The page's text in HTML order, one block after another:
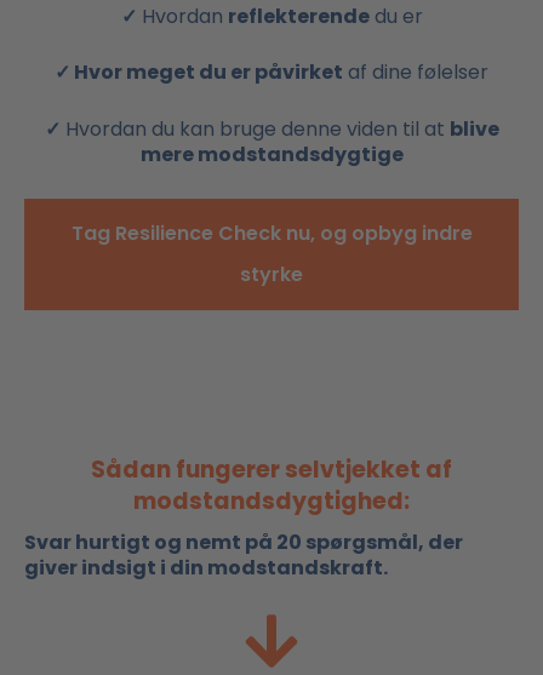
✓ Hvordan reflekterendedu er
✓ Hvor meget du er påvirket af dine følelser
✓ Hvordan du kan bruge denne viden til at blive
mere modstandsdygtige
Tag Resilience Check nu, og opbyg indre
styrke
Sådan fungerer selvtjekket af
modstandsdygtighed:
Svar hurtigt og nemt på 20 spørgsmål, der
giver indsigt i din modstandskraft.